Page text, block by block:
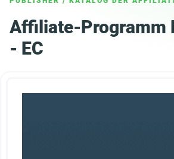
Affiliate-Programm
- EC